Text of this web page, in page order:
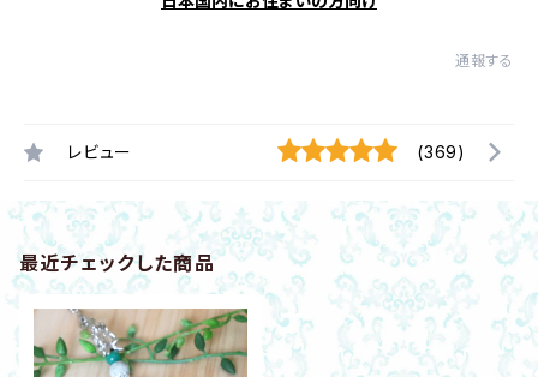
通報する
レビュー (369)
最近チェックした商品